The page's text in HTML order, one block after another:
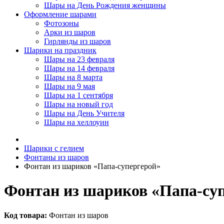
Шары на День Рождения женщины
Оформление шарами
Фотозоны
Арки из шаров
Гирлянды из шаров
Шарики на праздник
Шары на 23 февраля
Шары на 14 февраля
Шары на 8 марта
Шары на 9 мая
Шары на 1 сентября
Шары на новый год
Шары на День Учителя
Шары на хеллоуин
Шарики с гелием
Фонтаны из шаров
Фонтан из шариков «Папа-супергерой»
Фонтан из шариков «Папа-
Код товара: Фонтан из шаров